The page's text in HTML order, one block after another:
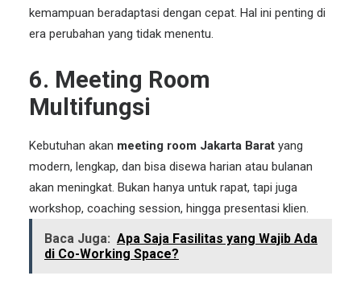
kemampuan beradaptasi dengan cepat. Hal ini penting di
era perubahan yang tidak menentu.
6. Meeting Room
Multifungsi
Kebutuhan akan meeting room Jakarta Barat yang
modern, lengkap, dan bisa disewa harian atau bulanan
akan meningkat. Bukan hanya untuk rapat, tapi juga
workshop, coaching session, hingga presentasi klien.
Baca Juga: Apa Saja Fasilitas yang Wajib Ada
di Co-Working Space?